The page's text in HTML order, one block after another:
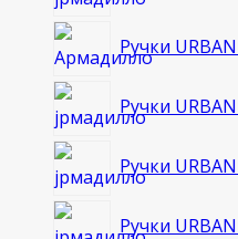
Ручки
Ручки
Ручки
Ручки